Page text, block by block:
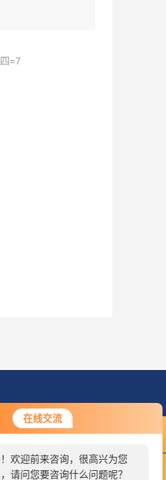
在线交流
欢迎前来咨询，很高兴为您
请问您要咨询什么问题呢？
=7